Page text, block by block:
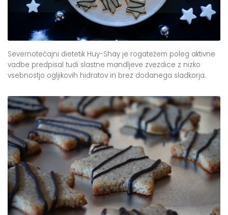
Severnotečajni dietetik Huy-Shay je rogatežem poleg aktivne
vadbe predpisal tudi slastne mandljeve zvezdice z nizko
vsebnostjo ogljikovih hidratov in brez dodanega sladkorja.